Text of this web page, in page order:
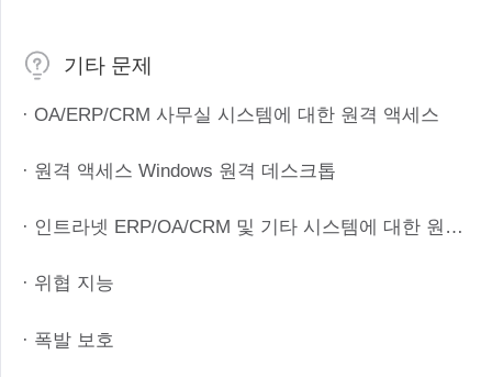
기타 문제
· OA/ERP/CRM 사무실 시스템에 대한 원격 액세스
· 원격 액세스 Windows 원격 데스크톱
· 인트라넷 ERP/OA/CRM 및 기타 시스템에 대한 원격 액세스
· 위협 지능
· 폭발 보호